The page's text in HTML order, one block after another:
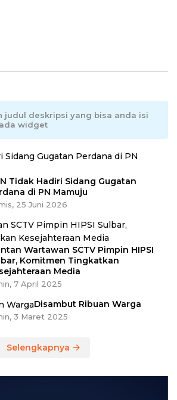
judul deskripsi yang bisa anda isi
widget
Tidak Hadiri Sidang Gugatan
di PN Mamuju
25 Juni 2026
Wartawan SCTV Pimpin HIPSI
Komitmen Tingkatkan
Media
7 April 2025
Disambut Ribuan Warga
3 Maret 2025
Selengkapnya